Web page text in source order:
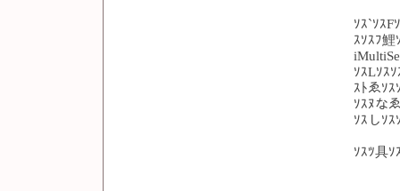
ｿｽ`ｿｽF
ｽｿｽﾌ鯉
ｿｽLｿｽ
ｽﾄゑｿｽ
ｿｽﾇな
ｿｽしｿｽ
ｿｽﾂ具ｿ